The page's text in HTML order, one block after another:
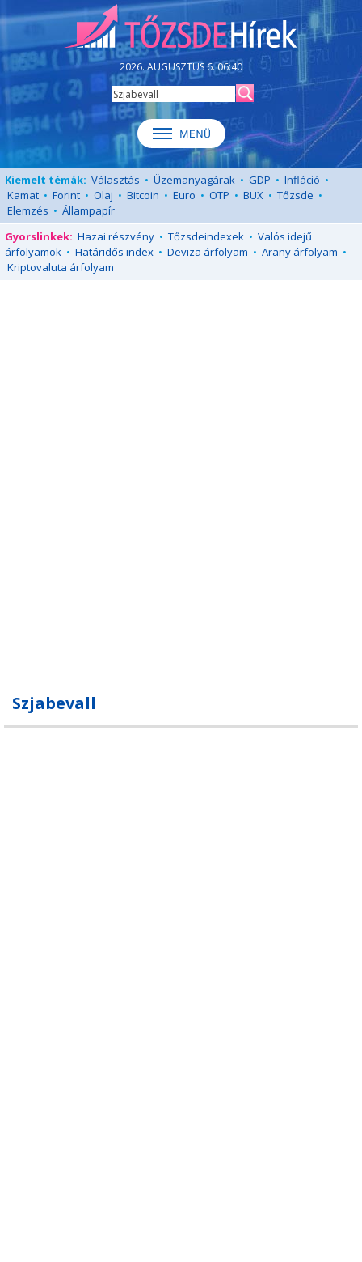
2026. AUGUSZTUS 6. 06:40
Kiemelt témák: Választás • Üzemanyagárak • GDP • Infláció •
Kamat • Forint • Olaj • Bitcoin • Euro • OTP • BUX • Tőzsde •
Elemzés • Állampapír
Gyorslinkek: Hazai részvény • Tőzsdeindexek • Valós idejű
árfolyamok • Határidős index • Deviza árfolyam • Arany árfolyam •
Kriptovaluta árfolyam
Szjabevall